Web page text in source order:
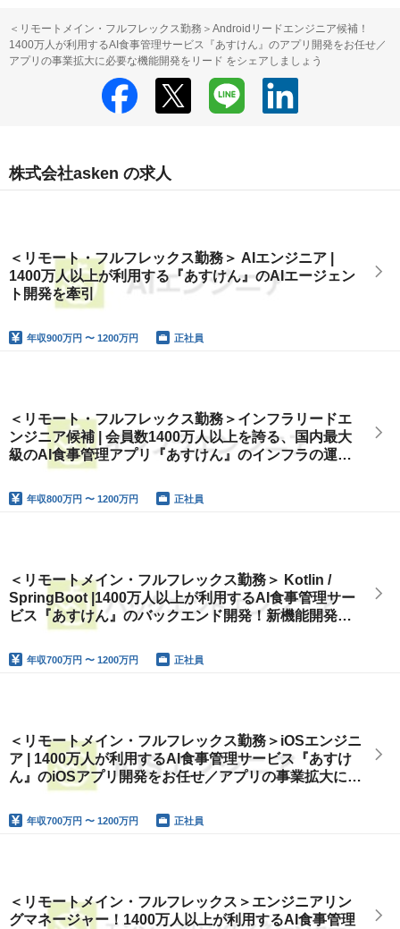
＜リモートメイン・フルフレックス勤務＞Androidリードエンジニア候補！
1400万人が利用するAI食事管理サービス『あすけん』のアプリ開発をお任せ／
アプリの事業拡大に必要な機能開発をリード をシェアしましょう
株式会社asken の求人
＜リモート・フルフレックス勤務＞ AIエンジニア |
1400万人以上が利用する『あすけん』のAIエージェン
ト開発を牽引
年収900万円 〜 1200万円 正社員
＜リモート・フルフレックス勤務＞インフラリードエ
ンジニア候補 | 会員数1400万人以上を誇る、国内最大
級のAI食事管理アプリ『あすけん』のインフラの運
用・保守とモダン化に伴うリニューアルをお任せ
年収800万円 〜 1200万円 正社員
＜リモートメイン・フルフレックス勤務＞ Kotlin /
SpringBoot |1400万人以上が利用するAI食事管理サー
ビス『あすけん』のバックエンド開発！新機能開発か
ら運用、開発環境改善まで担当
年収700万円 〜 1200万円 正社員
＜リモートメイン・フルフレックス勤務＞iOSエンジニ
ア | 1400万人が利用するAI食事管理サービス『あすけ
ん』のiOSアプリ開発をお任せ／アプリの事業拡大に必
要な機能開発をリード
年収700万円 〜 1200万円 正社員
＜リモートメイン・フルフレックス＞エンジニアリン
グマネージャー！1400万人以上が利用するAI食事管理